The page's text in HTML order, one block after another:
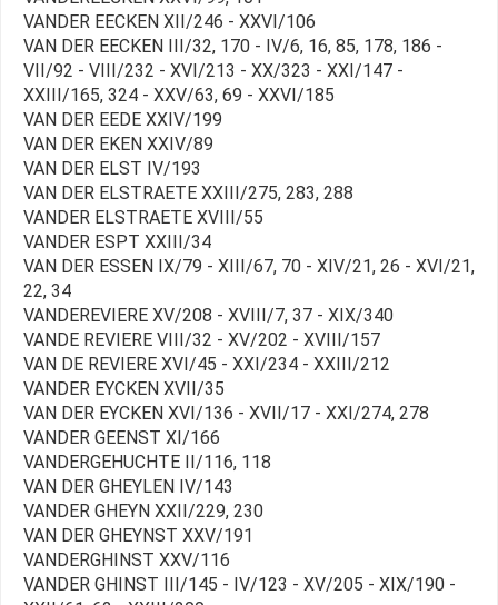
VANDER EECKEN XII/246 - XXVI/106
VAN DER EECKEN III/32, 170 - IV/6, 16, 85, 178, 186 -
VII/92 - VIII/232 - XVI/213 - XX/323 - XXI/147 -
XXIII/165, 324 - XXV/63, 69 - XXVI/185
VAN DER EEDE XXIV/199
VAN DER EKEN XXIV/89
VAN DER ELST IV/193
VAN DER ELSTRAETE XXIII/275, 283, 288
VANDER ELSTRAETE XVIII/55
VANDER ESPT XXIII/34
VAN DER ESSEN IX/79 - XIII/67, 70 - XIV/21, 26 - XVI/21,
22, 34
VANDEREVIERE XV/208 - XVIII/7, 37 - XIX/340
VANDE REVIERE VIII/32 - XV/202 - XVIII/157
VAN DE REVIERE XVI/45 - XXI/234 - XXIII/212
VANDER EYCKEN XVII/35
VAN DER EYCKEN XVI/136 - XVII/17 - XXI/274, 278
VANDER GEENST XI/166
VANDERGEHUCHTE II/116, 118
VAN DER GHEYLEN IV/143
VANDER GHEYN XXII/229, 230
VAN DER GHEYNST XXV/191
VANDERGHINST XXV/116
VANDER GHINST III/145 - IV/123 - XV/205 - XIX/190 -